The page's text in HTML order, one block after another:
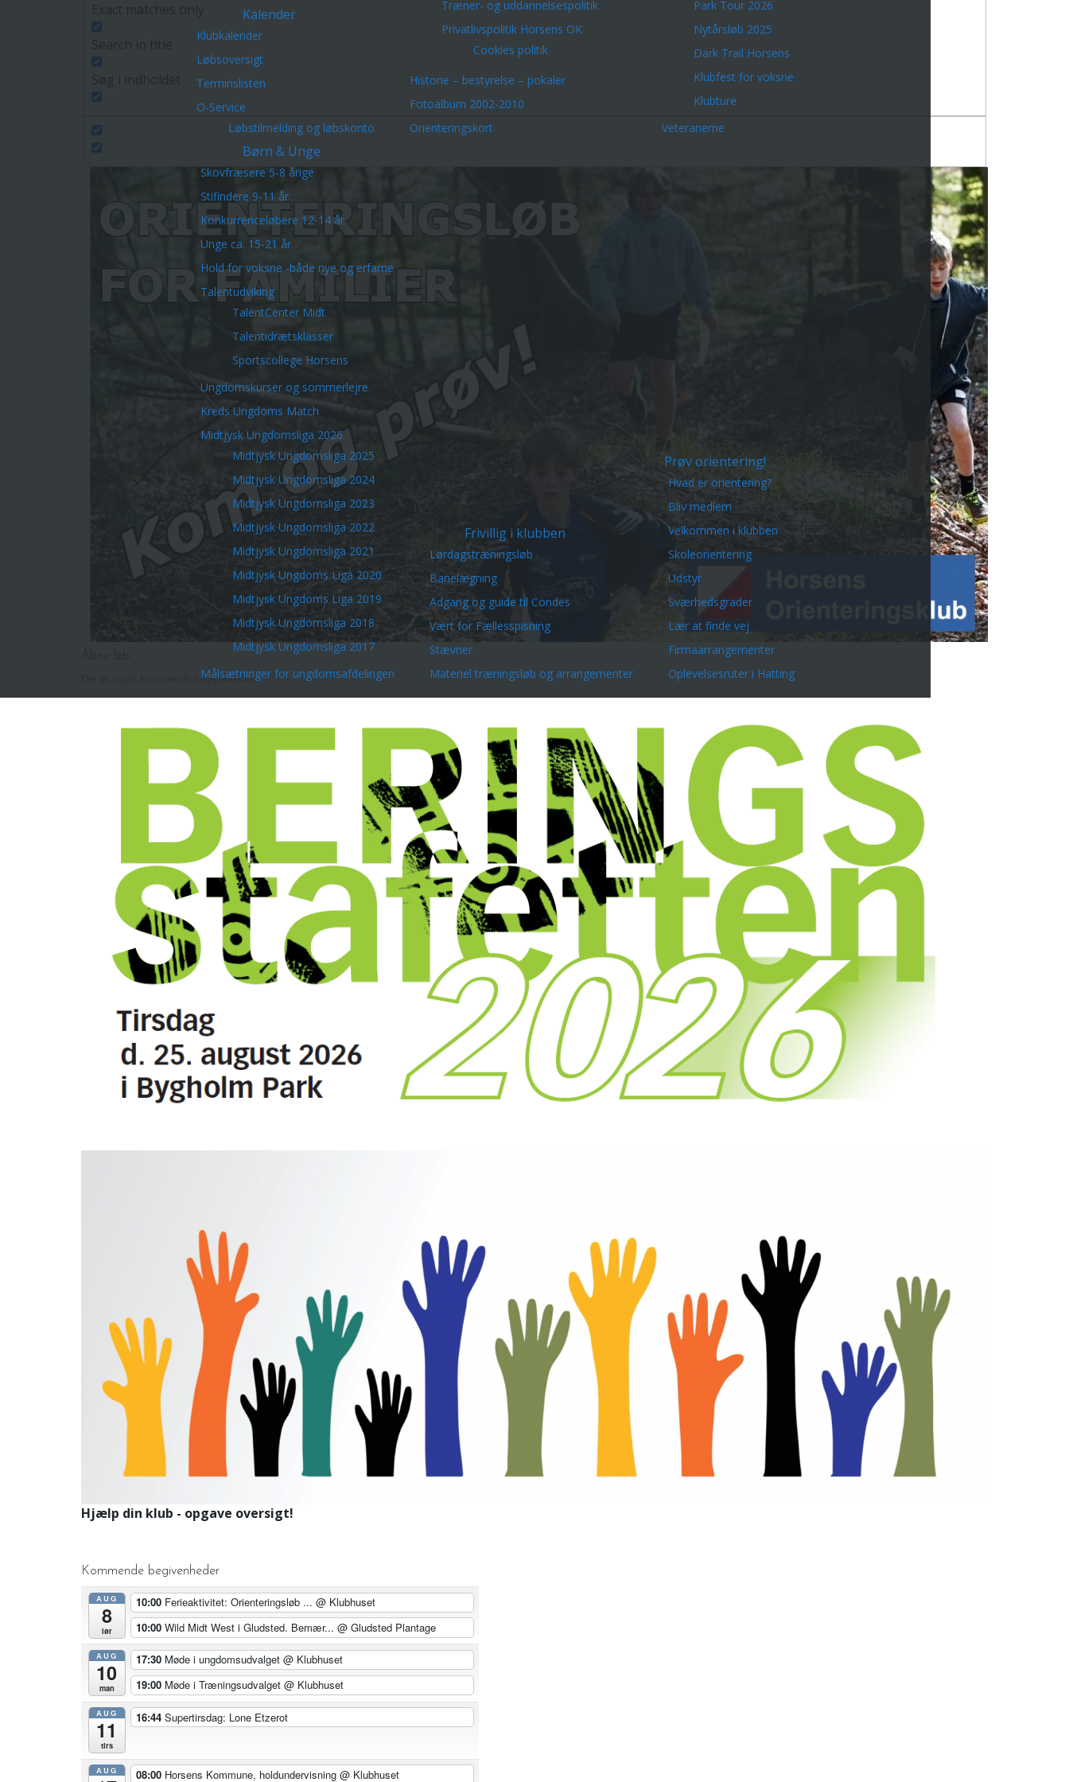
Kalender
Klubkalender
Løbsoversigt
Terminslisten
O-Service
Løbstilmelding og løbskonto
Træner- og uddannelsespolitik
Privatlivspolitik Horsens OK
Cookies politik
Historie – bestyrelse – pokaler
Fotoalbum 2002-2010
Orienteringskort
Park Tour 2026
Nytårsløb 2025
Dark Trail Horsens
Klubfest for voksne
Klubture
Veteranerne
Børn & Unge
Skovfræsere 5-8 årige
Stifindere 9-11 år
Konkurrenceløbere 12-14 år
Unge ca. 15-21 år
Hold for voksne -både nye og erfarne
Talentudviking
TalentCenter Midt
Talentidrætsklasser
Sportscollege Horsens
Ungdomskurser og sommerlejre
Kreds Ungdoms Match
Midtjysk Ungdomsliga 2026
Midtjysk Ungdomsliga 2025
Midtjysk Ungdomsliga 2024
Midtjysk Ungdomsliga 2023
Midtjysk Ungdomsliga 2022
Midtjysk Ungdomsliga 2021
Midtjysk Ungdoms Liga 2020
Midtjysk Ungdoms Liga 2019
Midtjysk Ungdomsliga 2018
Midtjysk Ungdomsliga 2017
Målsætninger for ungdomsafdelingen
Frivillig i klubben
Lørdagstræningsløb
Banelægning
Adgang og guide til Condes
Vært for Fællesspisning
Stævner
Materiel træningsløb og arrangementer
Prøv orientering!
Hvad er orientering?
Bliv medlem
Velkommen i klubben
Skoleorientering
Udstyr
Sværhedsgrader
Lær at finde vej
Firmaarrangementer
Oplevelsesruter i Hatting
Der er ingen kommende begivenheder.
Hjælp din klub - opgave oversigt!
Kommende begivenheder
AUG
8
lør
10:00 Ferieaktivitet: Orienteringsløb ... @ Klubhuset
10:00 Wild Midt West i Gludsted. Bemær... @ Gludsted Plantage
AUG
10
man
17:30 Møde i ungdomsudvalget @ Klubhuset
19:00 Møde i Træningsudvalget @ Klubhuset
AUG
11
tirs
16:44 Supertirsdag: Lone Etzerot
AUG 08:00 Horsens Kommune, holdundervisning @ Klubhuset